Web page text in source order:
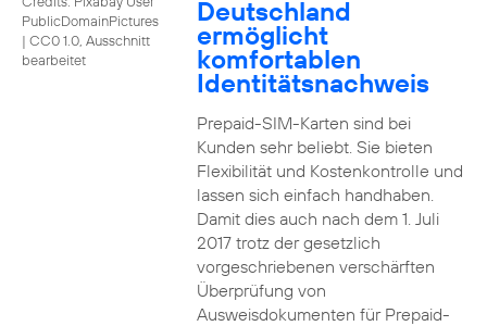
PublicDomainPictures
| CC0 1.0, Ausschnitt
bearbeitet
Deutschland
ermöglicht
komfortablen
Identitätsnachweis
Prepaid-SIM-Karten sind bei
Kunden sehr beliebt. Sie bieten
Flexibilität und Kostenkontrolle und
lassen sich einfach handhaben.
Damit dies auch nach dem 1. Juli
2017 trotz der gesetzlich
vorgeschriebenen verschärften
Überprüfung von
Ausweisdokumenten für Prepaid-